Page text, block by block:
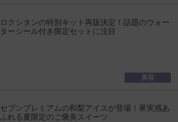
ロクシタンの特別キット再販決定！話題のウォー
ターシール付き限定セットに注目
美容
セブンプレミアムの和梨アイスが登場！果実感あ
ふれる夏限定のご褒美スイーツ